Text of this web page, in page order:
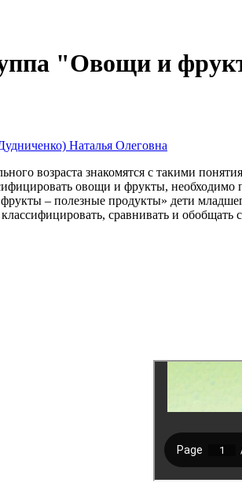
"Овощи и
Наталья Олеговна
возраста знакомятся с такими
овощи и фрукты,
– полезные продукты» дети
сравнивать и обобщать